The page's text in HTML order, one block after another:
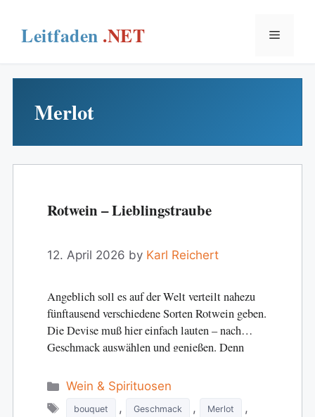
content
Menu
Merlot
Rotwein – Lieblingstraube
12. April 2026 by Karl Reichert
Angeblich soll es auf der Welt verteilt nahezu
fünftausend verschiedene Sorten Rotwein geben.
Die Devise muß hier einfach lauten – nach
Geschmack auswählen und genießen. Denn
Categories
Wein & Spirituosen
Tags
bouquet , Geschmack , Merlot ,